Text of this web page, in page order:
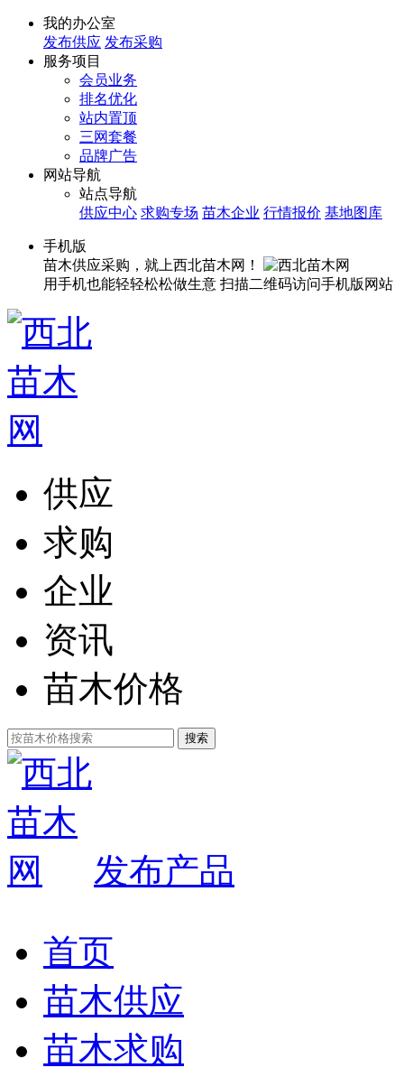
我的办公室
发布供应 发布采购
服务项目
会员业务
排名优化
站内置顶
三网套餐
品牌广告
网站导航
站点导航
供应中心 求购专场 苗木企业 行情报价 基地图库
手机版
苗木供应采购，就上西北苗木网！
用手机也能轻轻松松做生意 扫描二维码访问手机版网站
供应
求购
企业
资讯
苗木价格
发布产品
首页
苗木供应
苗木求购